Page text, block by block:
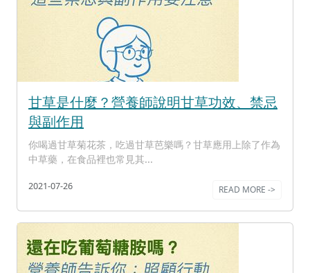
甘草是什麼？營養師說明甘草功效、禁忌
與副作用
你喝過甘草菊花茶，吃過甘草芭樂嗎？甘草應用上除了作為
中草藥，在食品裡也常見其...
2021-07-26 READ MORE ->